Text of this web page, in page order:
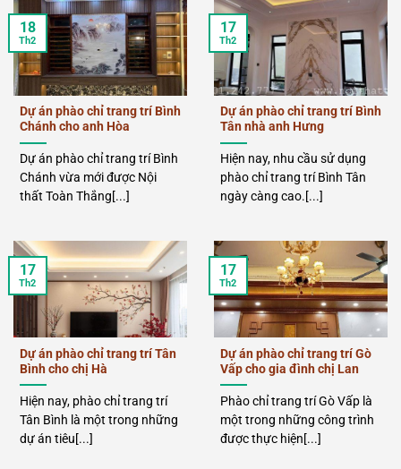
Dự án phào chỉ trang trí Bình
Chánh cho anh Hòa
Dự án phào chỉ trang trí Bình
Chánh vừa mới được Nội
thất Toàn Thắng[...]
18
Th2
Dự án phào chỉ trang trí Bình
Tân nhà anh Hưng
Hiện nay, nhu cầu sử dụng
phào chỉ trang trí Bình Tân
ngày càng cao.[...]
17
Th2
Dự án phào chỉ trang trí Tân
Bình cho chị Hà
Hiện nay, phào chỉ trang trí
Tân Bình là một trong những
dự án tiêu[...]
17
Th2
Dự án phào chỉ trang trí Gò
Vấp cho gia đình chị Lan
Phào chỉ trang trí Gò Vấp là
một trong những công trình
được thực hiện[...]
17
Th2